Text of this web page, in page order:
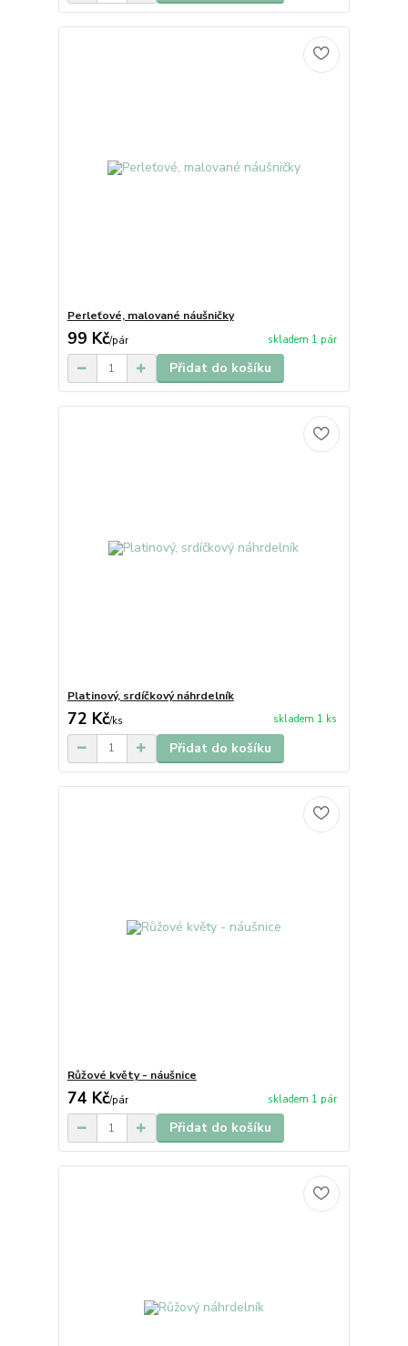
Perleťové, malované náušničky
99 Kč/pár skladem 1 pár
Přidat do košíku
Platinový, srdíčkový náhrdelník
72 Kč/ks skladem 1 ks
Přidat do košíku
Růžové květy - náušnice
74 Kč/pár skladem 1 pár
Přidat do košíku